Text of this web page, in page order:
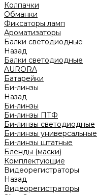
Колпачки
Обманки
Фиксаторы ламп
Ароматизаторы
Балки светодиодные
Назад
Балки светодиодные
AURORA
Батарейки
Би-линзы
Назад
Би-линзы
Би-линзы ПТФ
Би-линзы светодиодные
Би-линзы универсальные
Би-линзы штатные
Бленды (маски)
Комплектующие
Видеорегистраторы
Назад
Видеорегистраторы